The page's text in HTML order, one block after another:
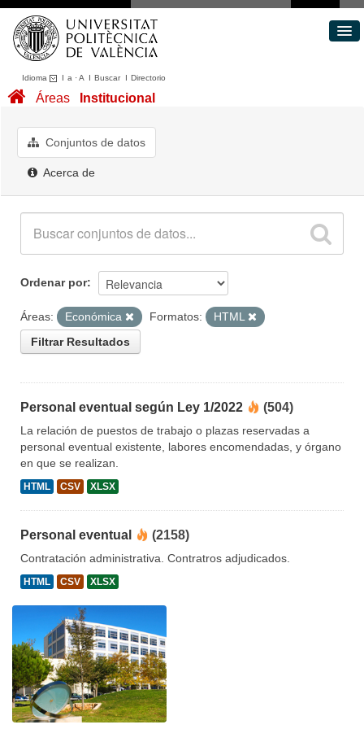
Idioma I a ·A I BuscarI Directorio
Conjuntos de datos
Acerca de
Áreas Institucional
Conjuntos de datos
Acerca de
Ordenar por
Áreas: Económica Formatos:
HTML
Filtrar Resultados
Personal eventual según Ley 1/2022 (504)
La relación de puestos de trabajo o plazas reservadas a
personal eventual existente, labores encomendadas, y órgano
en que se realizan.
HTML CSV XLSX
Personal eventual (2158)
Contratación administrativa. Contratros adjudicados.
HTML CSV XLSX